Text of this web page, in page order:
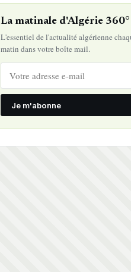
La matinale d'Algérie 360°
L'essentiel de l'actualité algérienne
matin dans votre boîte mail.
Je m'abonne